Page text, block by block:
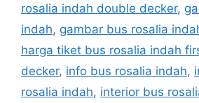
rosalia indah double decker,
indah, gambar bus rosalia
harga tiket bus rosalia indah
decker, info bus rosalia indah,
rosalia indah, interior bus